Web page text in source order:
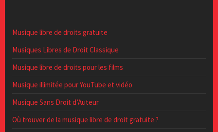
Musique libre de droits gratuite
Musiques Libres de Droit Classique
Musique libre de droits pour les films
Musique illimitée pour YouTube et vidéo
Musique Sans Droit d’Auteur
Où trouver de la musique libre de droit gratuite ?